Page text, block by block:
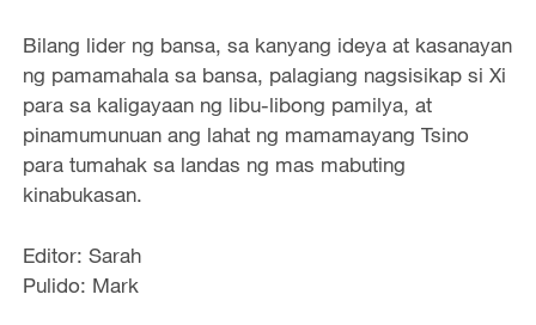
Bilang lider ng bansa, sa kanyang ideya at kasanayan
ng pamamahala sa bansa, palagiang nagsisikap si Xi
para sa kaligayaan ng libu-libong pamilya, at
pinamumunuan ang lahat ng mamamayang Tsino
para tumahak sa landas ng mas mabuting
kinabukasan.
Editor: Sarah
Pulido: Mark